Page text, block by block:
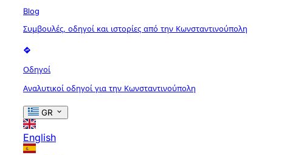
Blog
Συμβουλές, οδηγοί και ιστορίες από την Κωνσταντινούπολη
Οδηγοί
Αναλυτικοί οδηγοί για την Κωνσταντινούπολη
GR
English